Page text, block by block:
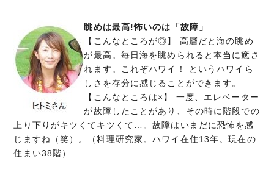
眺めは最高!怖いのは「故障」
【こんなところが◎】 高層だと海の眺め
が最高。毎日海を眺められると本当に癒さ
れます。これぞハワイ！ というハワイら
しさを存分に感じることができます。
【こんなところは×】 一度、エレベーター
が故障したことがあり、その時に階段での
上り下りがキツくてキツくて…。故障はいまだに恐怖を感
じますね（笑）。（料理研究家。ハワイ在住13年。現在の
住まい38階）